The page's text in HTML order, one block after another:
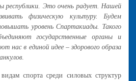
республики. Это очень радует. Нашей
физическую культуру. Будем
уровень Спартакиады. Такого
государственные органы и
нас в единой идее – здорового образа
спорта среди силовых структур